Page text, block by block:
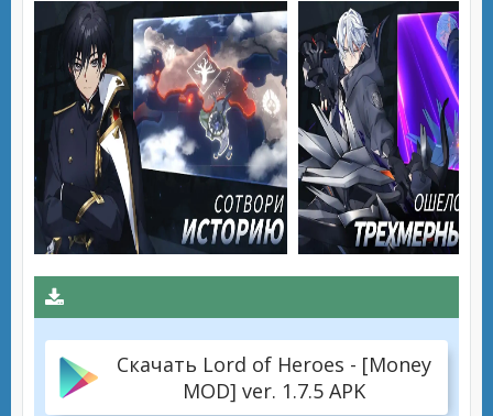
Скачать Lord of Heroes - [Money
MOD] ver. 1.7.5 APK